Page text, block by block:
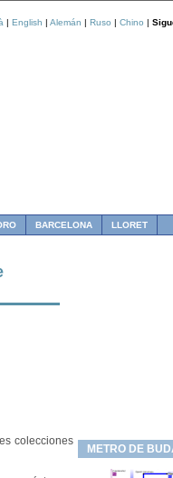
| English | Alemán | Ruso | Chino |
BARCELONA LLORET
colecciones
METRO DE